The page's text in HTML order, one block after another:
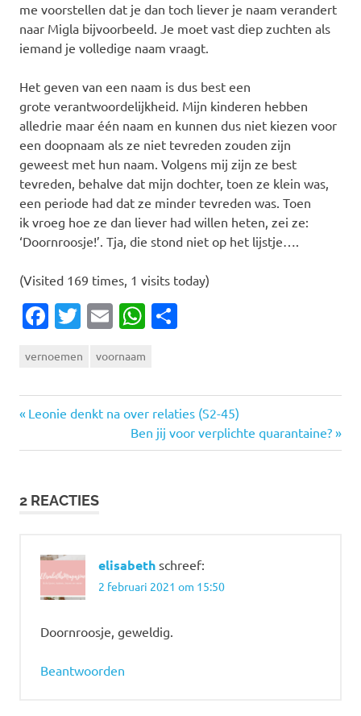
me voorstellen dat je dan toch liever je naam verandert
naar Migla bijvoorbeeld. Je moet vast diep zuchten als
iemand je volledige naam vraagt.
Het geven van een naam is dus best een
grote verantwoordelijkheid. Mijn kinderen hebben
alledrie maar één naam en kunnen dus niet kiezen voor
een doopnaam als ze niet tevreden zouden zijn
geweest met hun naam. Volgens mij zijn ze best
tevreden, behalve dat mijn dochter, toen ze klein was,
een periode had dat ze minder tevreden was. Toen
ik vroeg hoe ze dan liever had willen heten, zei ze:
‘Doornroosje!’. Tja, die stond niet op het lijstje….
(Visited 169 times, 1 visits today)
Facebook
Twitter
EmailWhatsApp
vernoemen voornaam
Bericht
navigatie
Vorige
Leonie denkt na over relaties (S2-45)
Volgende
bericht:
Ben jij voor verplichte quarantaine?
2 REACTIES
elisabeth schreef:
2 februari 2021 om 15:50
Doornroosje, geweldig.
Beantwoorden